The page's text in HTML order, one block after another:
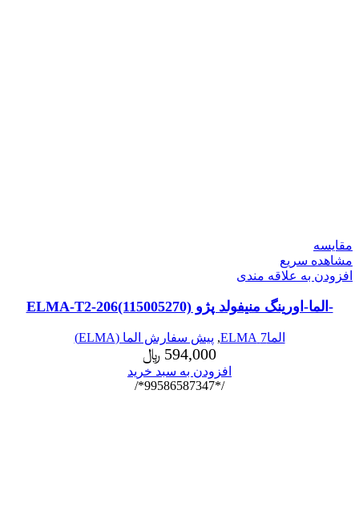
مقایسه
مشاهده سریع
افزودن به علاقه مندی
-الما-اورینگ منیفولد پژو ELMA-T2-206(115005270)
الما7 ELMA , پیش سفارش الما (ELMA)
594,000 ﷼
افزودن به سبد خرید
/*99586587347*/